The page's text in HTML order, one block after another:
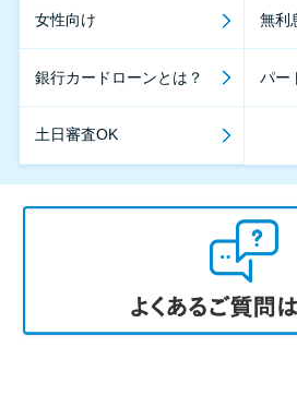
女性向け 無利
銀行カードローンとは？ パー
土日審査OK